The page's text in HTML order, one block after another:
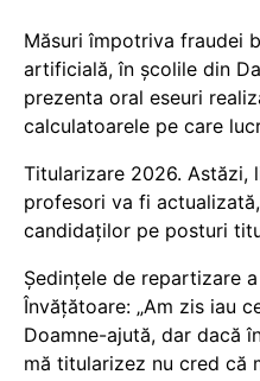
Măsuri împotriva fraudei
artificială, în școlile din
prezenta oral eseuri
calculatoarele pe care
Titularizare 2026. Astăzi,
profesori va fi
candidaților pe posturi
Ședințele de repartizare
Învățătoare: „Am zis iau
Doamne-ajută, dar dacă
mă titularizez nu cred că